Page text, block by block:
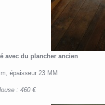
avec du plancher ancien
épaisseur 23 MM
: 460 €